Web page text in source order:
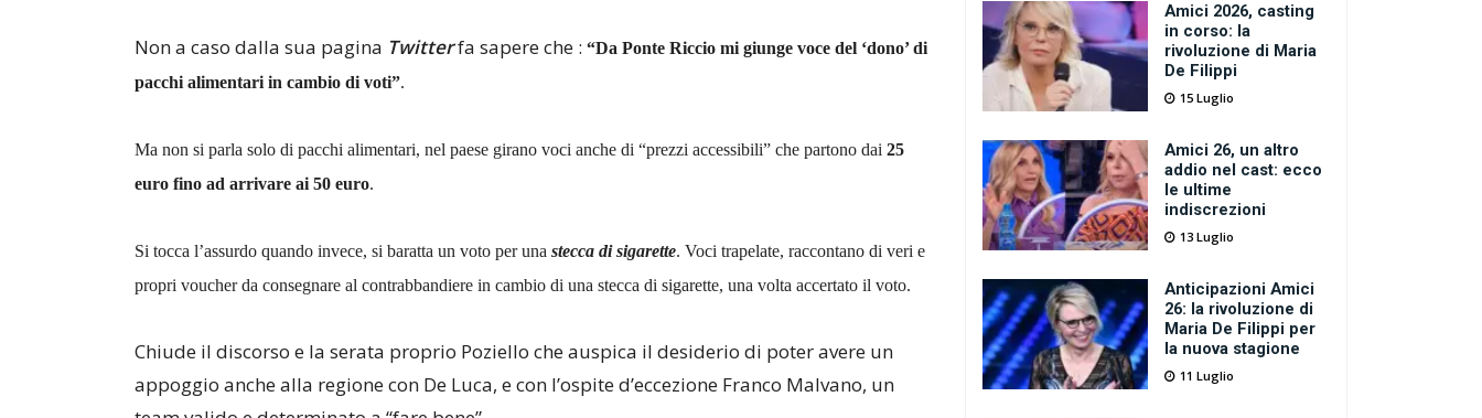
Non a caso dalla sua pagina Twitterfa sapere che : “Da Ponte Riccio mi giunge voce del ‘dono’ di
pacchi alimentari in cambio di voti”.
Ma non si parla solo di pacchi alimentari, nel paese girano voci anche di “prezzi accessibili” che partono dai 25
euro fino ad arrivare ai 50 euro.
Si tocca l’assurdo quando invece, si baratta un voto per una stecca di sigarette. Voci trapelate, raccontano di veri e
propri voucher da consegnare al contrabbandiere in cambio di una stecca di sigarette, una volta accertato il voto.
Chiude il discorso e la serata proprio Poziello che auspica il desiderio di poter avere un
appoggio anche alla regione con De Luca, e con l’ospite d’eccezione Franco Malvano, un
Amici 2026, casting
in corso: la
rivoluzione di Maria
De Filippi
15 Luglio
Amici 26, un altro
addio nel cast: ecco
le ultime
indiscrezioni
13 Luglio
Anticipazioni Amici
26: la rivoluzione di
Maria De Filippi per
la nuova stagione
11 Luglio